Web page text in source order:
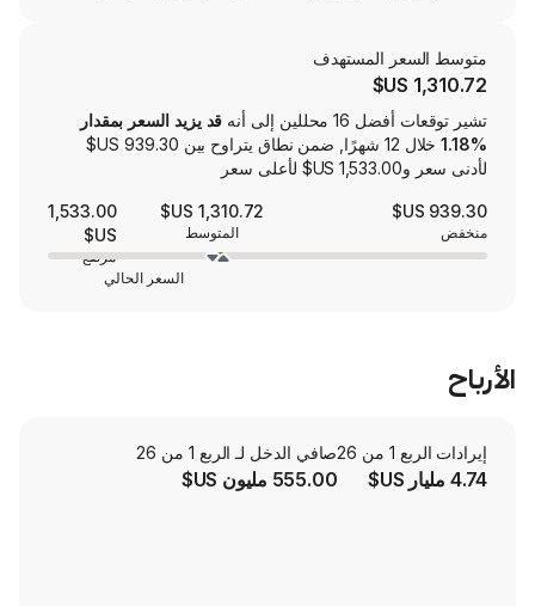
المستهدف
قد يزيد السعر بمقدار
خلال 12 شهرًا, ضمن نطاق يتراوح بين ‏939.30 US$
1,310.72 US$
1,533.00
US$
مرتفع
صافي الدخل لـ الربع 1 من 26
555.00 مليون US$